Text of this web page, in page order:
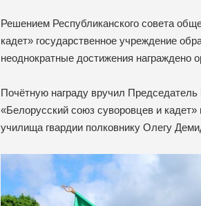
Решением Республиканского совета
кадет» государственное учреждение
неоднократные достижения награждено
Почётную награду вручил Председатель
«Белорусский союз суворовцев и
училища гвардии полковнику Олегу